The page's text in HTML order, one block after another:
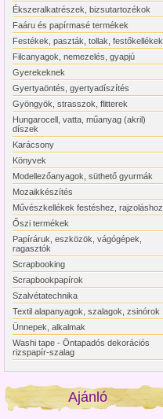
Ékszeralkatrészek, bizsutartozékok
Faáru és papírmasé termékek
Festékek, paszták, tollak, festőkellékek
Filcanyagok, nemezelés, gyapjú
Gyerekeknek
Gyertyaöntés, gyertyadíszítés
Gyöngyök, strasszok, flitterek
Hungarocell, vatta, műanyag (akril)
díszek
Karácsony
Könyvek
Modellezőanyagok, süthető gyurmák
Mozaikkészítés
Művészkellékek festéshez, rajzoláshoz
Őszi termékek
Papíráruk, eszközök, vágógépek,
ragasztók
Scrapbooking
Scrapbookpapírok
Szalvétatechnika
Textil alapanyagok, szalagok, zsinórok
Ünnepek, alkalmak
Washi tape - Öntapadós dekorációs
rizspapír-szalag
Ajánló